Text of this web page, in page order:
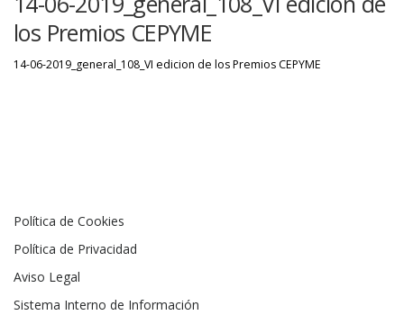
los Premios CEPYME
14-06-2019_general_108_VI edicion de los Premios CEPYME
Política de Cookies
Política de Privacidad
Aviso Legal
Sistema Interno de Información